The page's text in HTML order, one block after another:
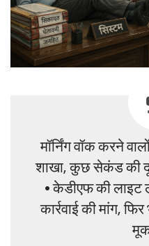
मॉर्निंग वॉक करने
शाखा, कुछ सेकंड की
• केडीएफ की लाइट
कार्रवाई की मांग,